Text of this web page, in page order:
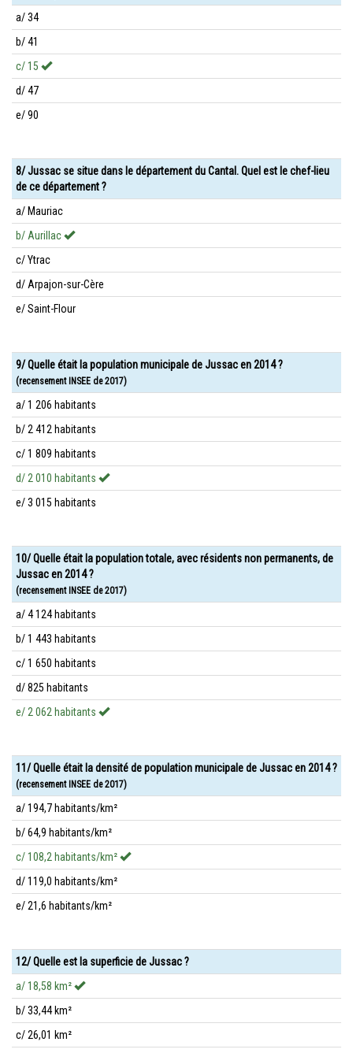
a/ 34
b/ 41
c/ 15
d/ 47
e/ 90
8/ Jussac se situe dans le département du Cantal. Quel est le chef-lieu
de ce département ?
a/ Mauriac
b/ Aurillac
c/ Ytrac
d/ Arpajon-sur-Cère
e/ Saint-Flour
9/ Quelle était la population municipale de Jussac en 2014 ?
(recensement INSEE de 2017)
a/ 1 206 habitants
b/ 2 412 habitants
c/ 1 809 habitants
d/ 2 010 habitants
e/ 3 015 habitants
10/ Quelle était la population totale, avec résidents non permanents, de
Jussac en 2014 ?
(recensement INSEE de 2017)
a/ 4 124 habitants
b/ 1 443 habitants
c/ 1 650 habitants
d/ 825 habitants
e/ 2 062 habitants
11/ Quelle était la densité de population municipale de Jussac en 2014 ?
(recensement INSEE de 2017)
a/ 194,7 habitants/km²
b/ 64,9 habitants/km²
c/ 108,2 habitants/km²
d/ 119,0 habitants/km²
e/ 21,6 habitants/km²
12/ Quelle est la superficie de Jussac ?
a/ 18,58 km²
b/ 33,44 km²
c/ 26,01 km²